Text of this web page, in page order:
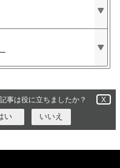
事は役に立ちましたか？ X
い いいえ